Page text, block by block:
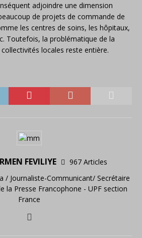
adjoindre une dimension
de projets de commande de
les centres de soins, les hôpitaux,
Toutefois, la problématique de la
locales reste entière.
FEVILIYE
967 Articles
/ Journaliste-Communicant/ Secrétaire
la Presse Francophone - UPF section
France